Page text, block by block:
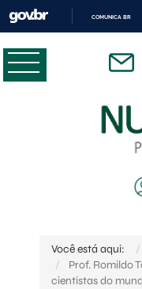
COMUNICA BR
Você está aqui:
Prof. Romildo
cientistas do